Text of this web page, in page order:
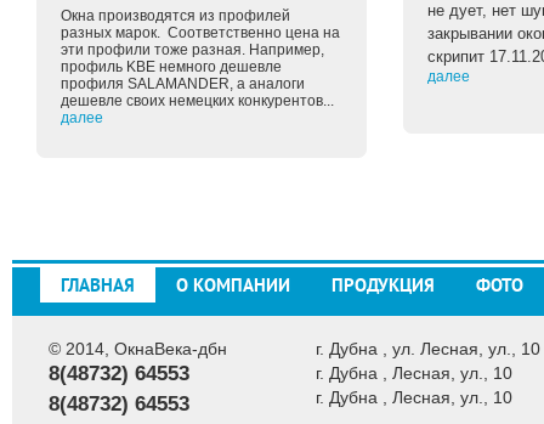
Окна производятся из профилей
разных марок. Соответственно цена на
эти профили тоже разная. Например,
профиль KBE немного дешевле
профиля SALAMANDER, а аналоги
дешевле своих немецких конкурентов...
далее
не дует, нет
закрывании
скрипит
далее
ГЛАВНАЯ О КОМПАНИИ ПРОДУКЦИЯ ФОТО
© 2014, ОкнаВека-дбн
8(48732) 64553
8(48732) 64553
г. Дубна , ул. Лесная, ул., 10
г. Дубна , Лесная, ул., 10
г. Дубна , Лесная, ул., 10